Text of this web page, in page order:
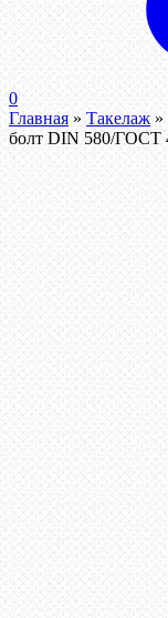
0
Главная » Такелаж »
болт DIN 580/ГОСТ